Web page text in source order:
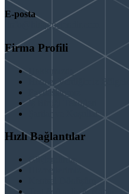
E-posta
info@binaguclendir.com
Firma Profili
Hakkımızda
Hizmet Verdiğimiz Bölgeler
Paydaşlarımız
İş Birliği Teklifleri
Şartlar ve Koşullar
Hızlı Bağlantılar
Güçlendirme
Hizmetlerimiz
Test & Analiz & Rapor